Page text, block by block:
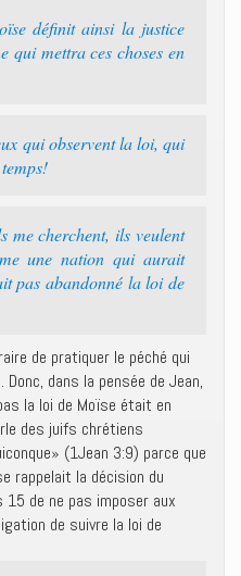
définit ainsi la justice
qui mettra ces choses en
qui observent la loi, qui
me cherchent, ils veulent
une nation qui aurait
pas abandonné la loi de
de pratiquer le péché qui
dans la pensée de Jean,
la loi de Moïse était en
des juifs chrétiens
(1Jean 3:9) parce que
rappelait la décision du
de ne pas imposer aux
de suivre la loi de